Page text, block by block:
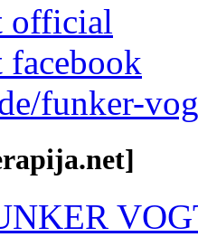
official
funker-